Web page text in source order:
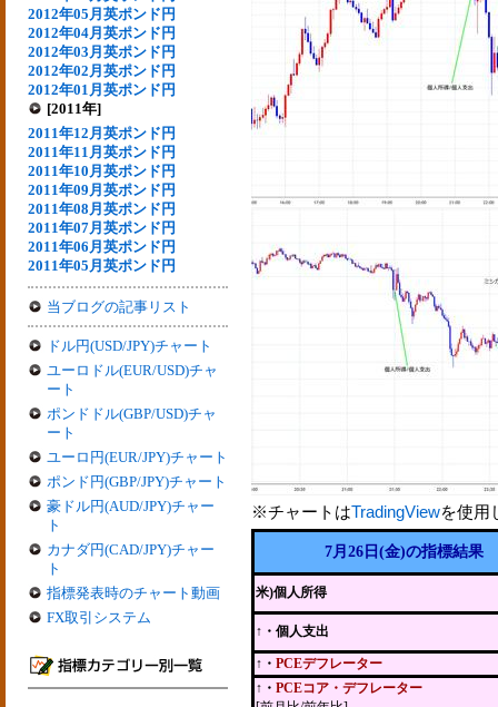
2012年05月英ポンド円
2012年04月英ポンド円
2012年03月英ポンド円
2012年02月英ポンド円
2012年01月英ポンド円
[2011年]
2011年12月英ポンド円
2011年11月英ポンド円
2011年10月英ポンド円
2011年09月英ポンド円
2011年08月英ポンド円
2011年07月英ポンド円
2011年06月英ポンド円
2011年05月英ポンド円
当ブログの記事リスト
ドル円(USD/JPY)チャート
ユーロドル(EUR/USD)チャ
ート
ポンドドル(GBP/USD)チャ
ート
ユーロ円(EUR/JPY)チャート
ポンド円(GBP/JPY)チャート
豪ドル円(AUD/JPY)チャー
ト
カナダ円(CAD/JPY)チャー
ト
指標発表時のチャート動画
FX取引システム
※チャートはTradingViewを使用
7月26日(金)の指標結果
米)個人所得
↑・個人支出
↑・ PCEデフレーター
↑・ PCEコア・デフレーター